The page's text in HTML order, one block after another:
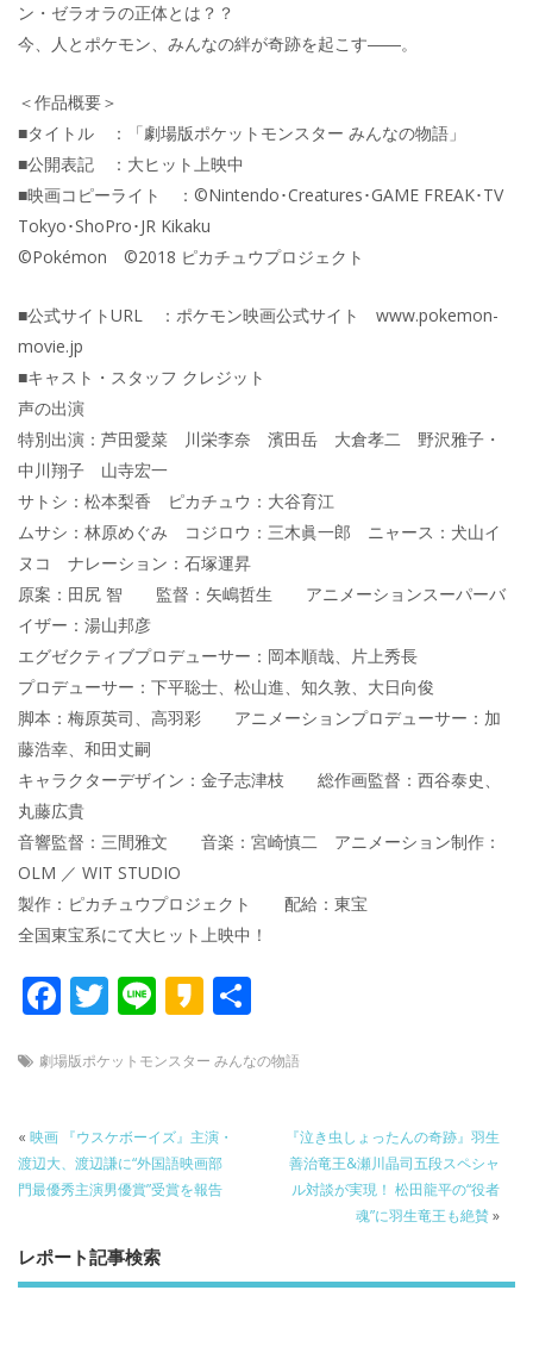
ン・ゼラオラの正体とは？？
今、人とポケモン、みんなの絆が奇跡を起こす――。
＜作品概要＞
■タイトル ：「劇場版ポケットモンスター みんなの物語」
■公開表記 ：大ヒット上映中
■映画コピーライト ：©Nintendo･Creatures･GAME FREAK･TV
Tokyo･ShoPro･JR Kikaku
©Pokémon ©2018 ピカチュウプロジェクト
■公式サイトURL ：ポケモン映画公式サイト www.pokemon-
movie.jp
■キャスト・スタッフ クレジット
声の出演
特別出演：芦田愛菜 川栄李奈 濱田岳 大倉孝二 野沢雅子・
中川翔子 山寺宏一
サトシ：松本梨香 ピカチュウ：大谷育江
ムサシ：林原めぐみ コジロウ：三木眞一郎 ニャース：犬山イ
ヌコ ナレーション：石塚運昇
原案：田尻 智 監督：矢嶋哲生 アニメーションスーパーバ
イザー：湯山邦彦
エグゼクティブプロデューサー：岡本順哉、片上秀長
プロデューサー：下平聡士、松山進、知久敦、大日向俊
脚本：梅原英司、高羽彩 アニメーションプロデューサー：加
藤浩幸、和田丈嗣
キャラクターデザイン：金子志津枝 総作画監督：西谷泰史、
丸藤広貴
音響監督：三間雅文 音楽：宮崎慎二 アニメーション制作：
OLM ／ WIT STUDIO
製作：ピカチュウプロジェクト 配給：東宝
全国東宝系にて大ヒット上映中！
F
e
o
o
T
itt
Li
e
K
k
o
劇場版ポケットモンスター みんなの物語
« 映画 『ウスケボーイズ』主演・
渡辺大、渡辺謙に“外国語映画部
門最優秀主演男優賞”受賞を報告
『泣き虫しょったんの奇跡』羽生
善治竜王&瀬川晶司五段スペシャ
ル対談が実現！ 松田龍平の“役者
魂”に羽生竜王も絶賛»
レポート記事検索